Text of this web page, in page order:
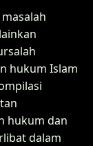
hukum Islam
hukum dan
dalam